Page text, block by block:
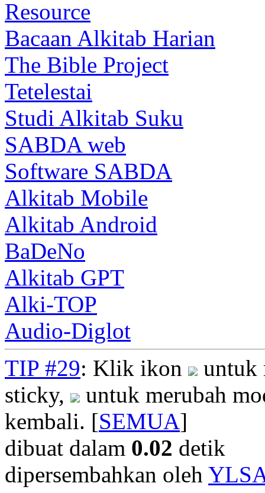
Resource
Bacaan Alkitab Harian
The Bible Project
Tetelestai
Studi Alkitab Suku
SABDA web
Software SABDA
Alkitab Mobile
Alkitab Android
BaDeNo
Alkitab GPT
Alki-TOP
Audio-Diglot
TIP #29: Klik ikon
untuk
sticky,
untuk merubah
kembali. [SEMUA]
dibuat dalam 0.02 detik
dipersembahkan oleh